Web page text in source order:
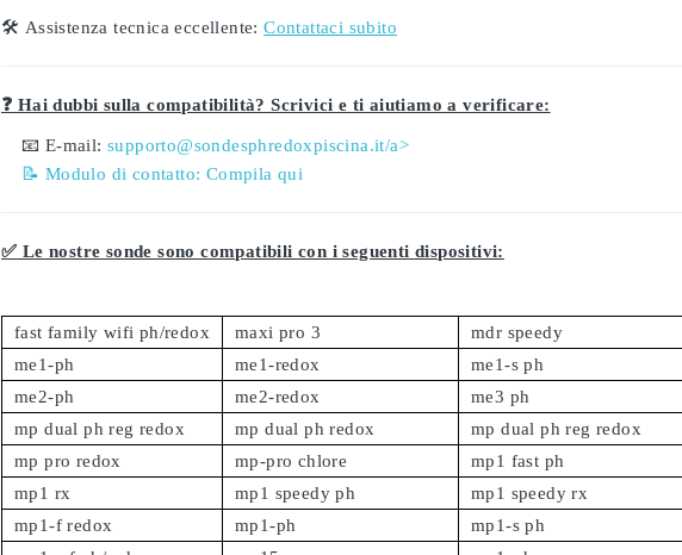
🛠️ Assistenza tecnica eccellente: Contattaci subito
❓ Hai dubbi sulla compatibilità? Scrivici e ti aiutiamo a verificare:
📧 E-mail:supporto@sondesphredoxpiscina.it/a>
📝 Modulo di contatto: Compila qui
✅ Le nostre sonde sono compatibili con i seguenti dispositivi:
fast family wifi ph/redox maxi pro 3 mdr speedy
me1-ph
me1-redox me1-s ph
me2-ph
me2-redox me3 ph
mp dual ph reg redox
mp dual ph redox mp dual ph reg redox
mp pro redox
mp-pro chlore mp1 fast ph
mp1 rx
mp1 speedy ph mp1 speedy rx
mp1-f redox
mp1-ph mp1-s ph